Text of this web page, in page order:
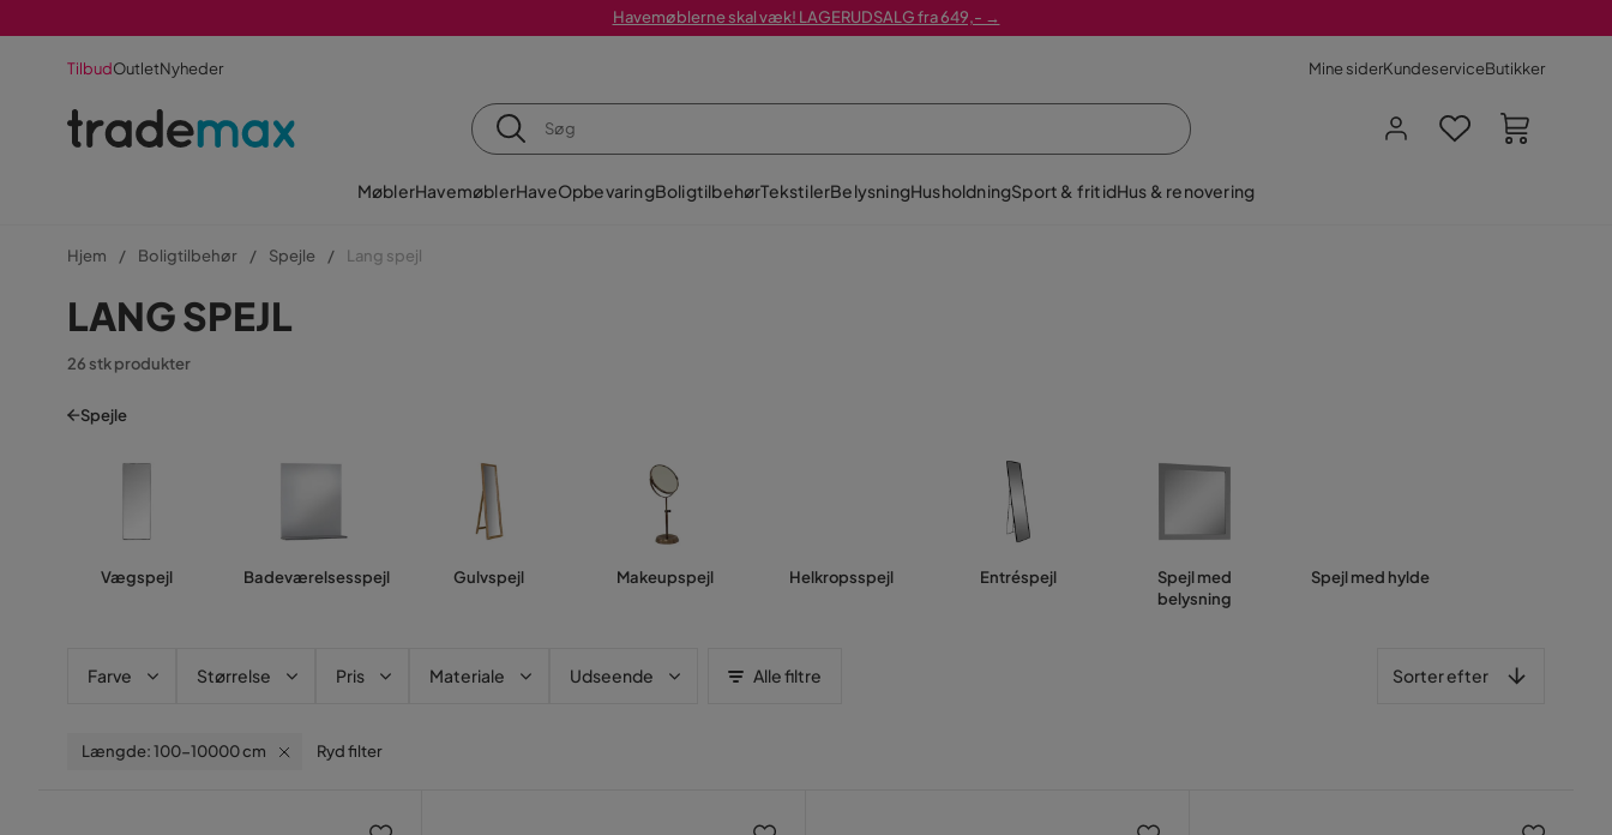
Havemøblerne skal væk! LAGERUDSALG fra 649,- →
TilbudOutletNyheder Mine siderKundeserviceButikker
MøblerHavemøblerHaveOpbevaringBoligtilbehørTekstilerBelysningHusholdningSport & fritidHus & renovering
Hjem Boligtilbehør Spejle Lang spejl
LANG SPEJL
26 stk produkter
Spejle
Vægspejl Badeværelsesspejl Gulvspejl Makeupspejl Helkropsspejl Entréspejl
Spejl med
belysning
Spejl med hylde
Farve Størrelse Pris Materiale Udseende Alle filtre Sorter efter
Længde: 100-10000 cm Ryd filter